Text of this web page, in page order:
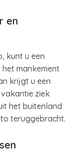
en
kunt u een
mankement
krijgt u een
ziek
het buitenland
teruggebracht.